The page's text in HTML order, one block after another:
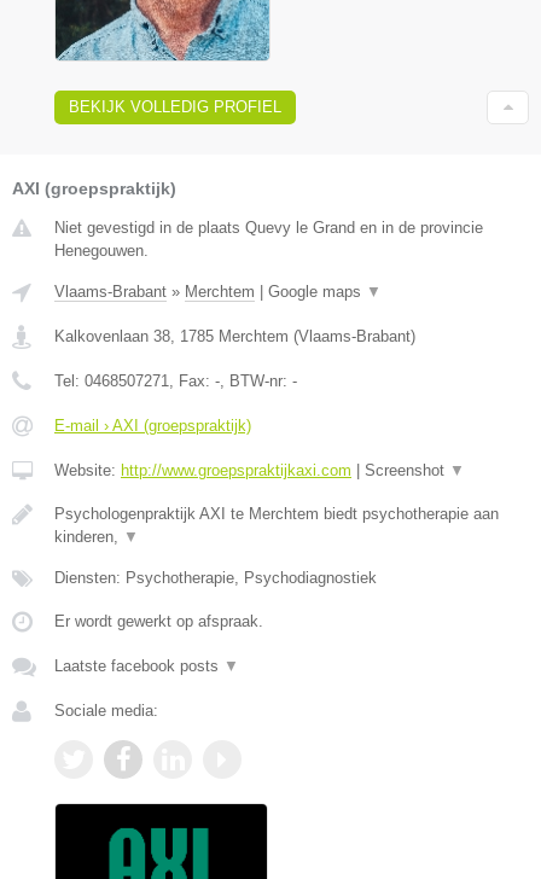
BEKIJK VOLLEDIG PROFIEL
AXI (groepspraktijk)
Niet gevestigd in de plaats Quevy le Grand en in de provincie
Henegouwen.
Vlaams-Brabant » Merchtem Google maps ▼
Kalkovenlaan 38, 1785 Merchtem (Vlaams-Brabant)
Tel: 0468507271, Fax: -, BTW-nr: -
E-mail › AXI (groepspraktijk)
Website: http://www.groepspraktijkaxi.com Screenshot ▼
Psychologenpraktijk AXI te Merchtem biedt psychotherapie aan
kinderen, ▼
Diensten: Psychotherapie, Psychodiagnostiek
Er wordt gewerkt op afspraak.
Laatste facebook posts ▼
Sociale media: